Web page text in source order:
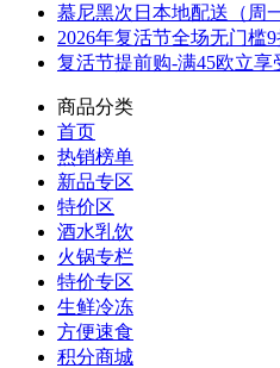
慕尼黑次日本地配送（周
2026年复活节全场无门槛
复活节提前购-满45欧立享
商品分类
首页
热销榜单
新品专区
特价区
酒水乳饮
火锅专栏
特价专区
生鲜冷冻
方便速食
积分商城